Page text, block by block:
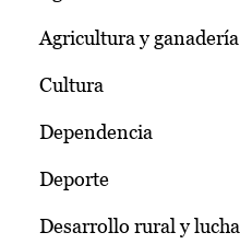
Agricultura y ganadería
Cultura
Dependencia
Deporte
Desarrollo rural y